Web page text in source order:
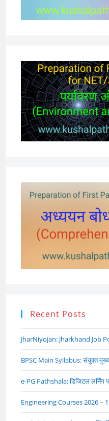
Recent Posts
JharNiyojan: Jharkhand Job
BPSC Main Syllabus: संयुक्त मुख्य
e-PG Pathshala: डिजिटल लर्निंग
Engineering Courses 2026 –